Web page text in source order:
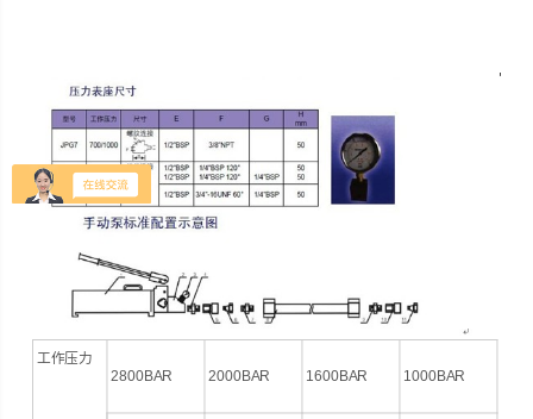
工作压力
2800BAR 2000BAR 1600BAR 1000BAR